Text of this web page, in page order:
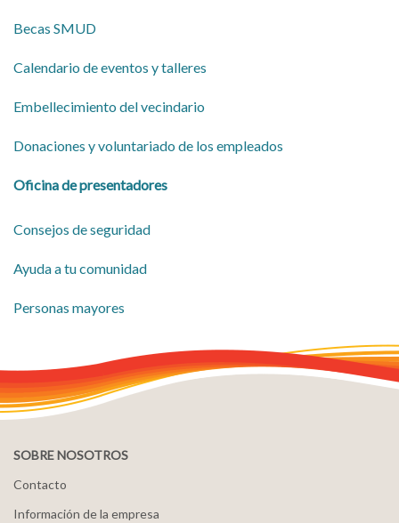
Becas SMUD
​Calendario de eventos y talleres
​Embellecimiento del vecindario
​Donaciones y voluntariado de los empleados
​Oficina de presentadores
​​Consejos de seguridad
​Ayuda a tu comunidad
Personas mayores
SOBRE NOSOTROS
Contacto
Información de la empresa